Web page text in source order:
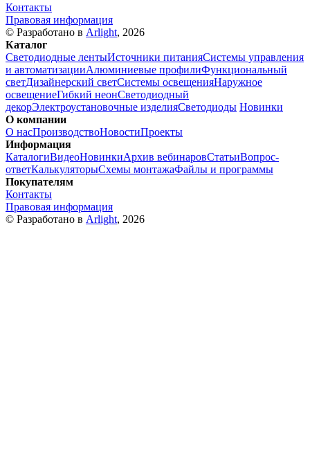
Контакты
Правовая информация
© Разработано в Arlight, 2026
Каталог
Светодиодные лентыИсточники питанияСистемы управления
и автоматизацииАлюминиевые профилиФункциональный
светДизайнерский светСистемы освещенияНаружное
освещениеГибкий неонСветодиодный
декорЭлектроустановочные изделияСветодиоды Новинки
О компании
О насПроизводствоНовостиПроекты
Информация
КаталогиВидеоНовинкиАрхив вебинаровСтатьиВопрос-
ответКалькуляторыСхемы монтажаФайлы и программы
Покупателям
Контакты
Правовая информация
© Разработано в Arlight, 2026